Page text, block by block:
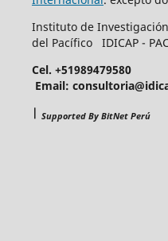
Instituto de
del Pacífico IDICAP -
Cel.
Email:
| Supported By BitNet Perú